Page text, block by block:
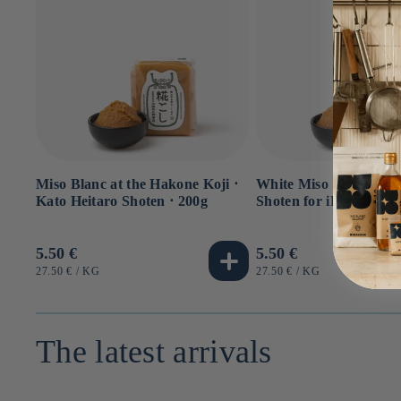
Miso Blanc at the Hakone Koji ⋅
Kato Heitaro Shoten ⋅ 200g
Usual
price
5.50 €
UNIT
27.50 € / BY
KG
White Miso ⋅ Kato
Shoten for iRASSHAi
Usual
price
5.50 €
UNIT
27.50 € / BY
KG
The latest arrivals